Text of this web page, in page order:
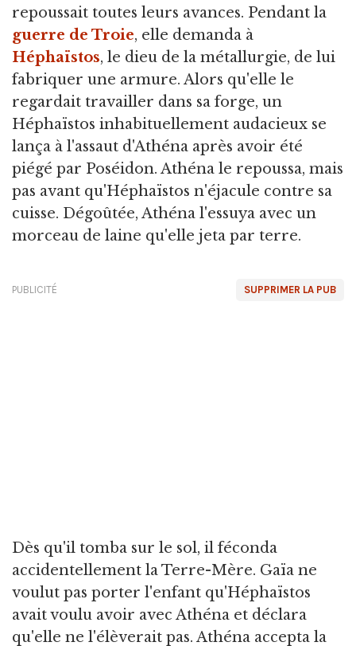
repoussait toutes leurs avances. Pendant la
guerre de Troie, elle demanda à
Héphaïstos, le dieu de la métallurgie, de lui
fabriquer une armure. Alors qu'elle le
regardait travailler dans sa forge, un
Héphaïstos inhabituellement audacieux se
lança à l'assaut d'Athéna après avoir été
piégé par Poséidon. Athéna le repoussa, mais
pas avant qu'Héphaïstos n'éjacule contre sa
cuisse. Dégoûtée, Athéna l'essuya avec un
morceau de laine qu'elle jeta par terre.
SUPPRIMER LA PUB
PUBLICITÉ
Dès qu'il tomba sur le sol, il féconda
accidentellement la Terre-Mère. Gaïa ne
voulut pas porter l'enfant qu'Héphaïstos
avait voulu avoir avec Athéna et déclara
qu'elle ne l'élèverait pas. Athéna accepta la